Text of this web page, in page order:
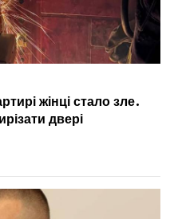
жінці стало зле.
двері